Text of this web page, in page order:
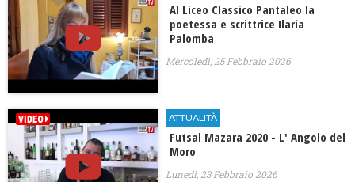
Al Liceo Classico Pantaleo la
poetessa e scrittrice Ilaria
Palomba
Mercoledì, 25 Febbraio 2026
ATTUALITÀ
Futsal Mazara 2020 - L' Angolo del
Moro
Lunedì, 23 Febbraio 2026